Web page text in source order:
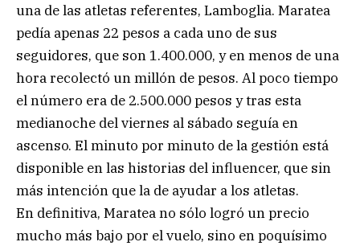
una de las atletas referentes, Lamboglia. Maratea
pedía apenas 22 pesos a cada uno de sus
seguidores, que son 1.400.000, y en menos de una
hora recolectó un millón de pesos. Al poco tiempo
el número era de 2.500.000 pesos y tras esta
medianoche del viernes al sábado seguía en
ascenso. El minuto por minuto de la gestión está
disponible en las historias del influencer, que sin
más intención que la de ayudar a los atletas.
En definitiva, Maratea no sólo logró un precio
mucho más bajo por el vuelo, sino en poquísimo